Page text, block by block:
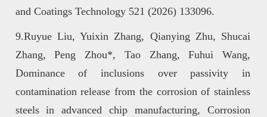
and Coatings Technology 521 (2026) 133096.
9.Ruyue Liu, Yuixin Zhang, Qianying Zhu, Shucai
Zhang, Peng Zhou*, Tao Zhang, Fuhui Wang,
Dominance of inclusions over passivity in
contamination release from the corrosion of stainless
steels in advanced chip manufacturing, Corrosion